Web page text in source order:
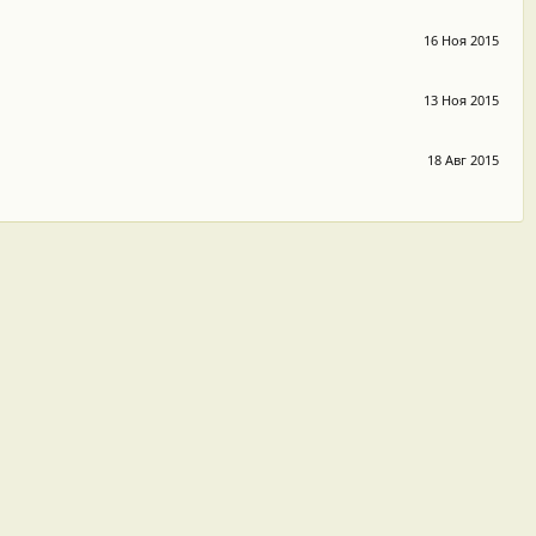
16 Ноя 2015
13 Ноя 2015
18 Авг 2015